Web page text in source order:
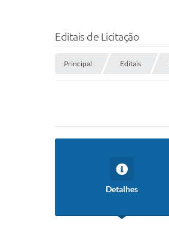
Editais de Licitação
Principal Editais
Detalhes